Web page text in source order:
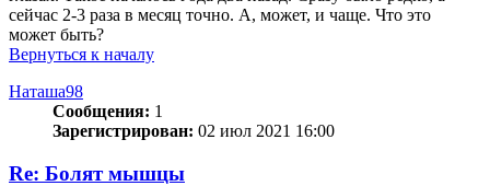
сейчас 2-3 раза в месяц точно. А, может, и чаще. Что это
может быть?
Вернуться к началу
Наташа98
Сообщения: 1
Зарегистрирован: 02 июл 2021 16:00
Re: Болят мышцы